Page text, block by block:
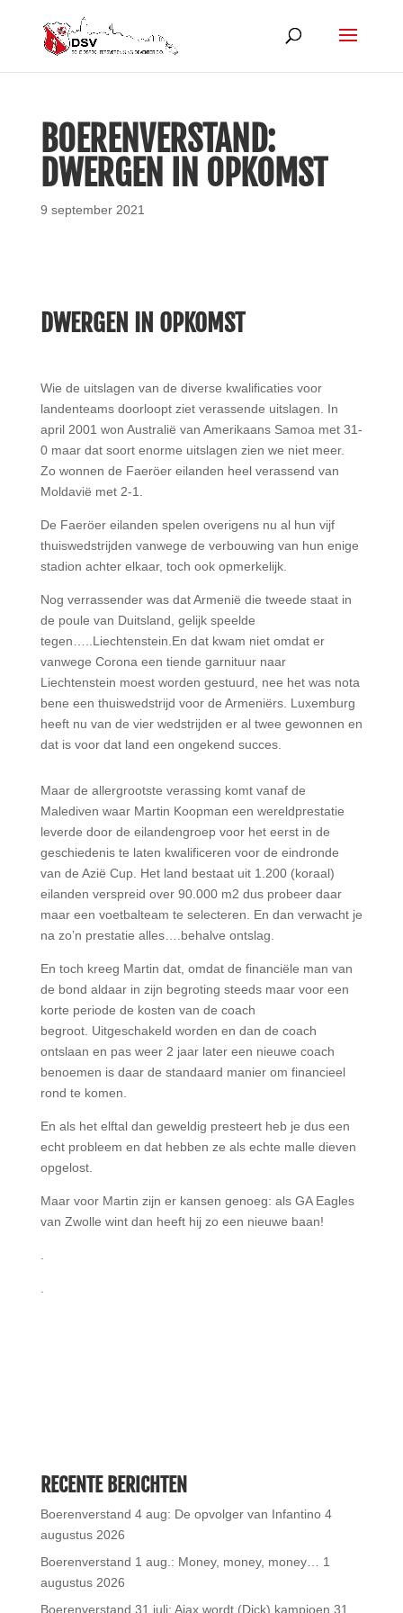
BOERENVERSTAND:
DWERGEN IN OPKOMST
9 september 2021
DWERGEN IN OPKOMST
Wie de uitslagen van de diverse kwalificaties voor
landenteams doorloopt ziet verassende uitslagen. In
april 2001 won Australië van Amerikaans Samoa met 31-
0 maar dat soort enorme uitslagen zien we niet meer.
Zo wonnen de Faeröer eilanden heel verassend van
Moldavië met 2-1.
De Faeröer eilanden spelen overigens nu al hun vijf
thuiswedstrijden vanwege de verbouwing van hun enige
stadion achter elkaar, toch ook opmerkelijk.
Nog verrassender was dat Armenië die tweede staat in
de poule van Duitsland, gelijk speelde
tegen…..Liechtenstein. En dat kwam niet omdat er
vanwege Corona een tiende garnituur naar
Liechtenstein moest worden gestuurd, nee het was nota
bene een thuiswedstrijd voor de Armeniërs. Luxemburg
heeft nu van de vier wedstrijden er al twee gewonnen en
dat is voor dat land een ongekend succes.
Maar de allergrootste verassing komt vanaf de
Malediven waar Martin Koopman een wereldprestatie
leverde door de eilandengroep voor het eerst in de
geschiedenis te laten kwalificeren voor de eindronde
van de Azië Cup. Het land bestaat uit 1.200 (koraal)
eilanden verspreid over 90.000 m2 dus probeer daar
maar een voetbalteam te selecteren. En dan verwacht je
na zo’n prestatie alles….behalve ontslag.
En toch kreeg Martin dat, omdat de financiële man van
de bond aldaar in zijn begroting steeds maar voor een
korte periode de kosten van de coach
begroot. Uitgeschakeld worden en dan de coach
ontslaan en pas weer 2 jaar later een nieuwe coach
benoemen is daar de standaard manier om financieel
rond te komen.
En als het elftal dan geweldig presteert heb je dus een
echt probleem en dat hebben ze als echte malle dieven
opgelost.
Maar voor Martin zijn er kansen genoeg: als GA Eagles
van Zwolle wint dan heeft hij zo een nieuwe baan!
RECENTE BERICHTEN
Boerenverstand 4 aug: De opvolger van Infantino 4
augustus 2026
Boerenverstand 1 aug.: Money, money, money…
1
augustus 2026
Boerenverstand 31 juli: Ajax wordt (Dick) kampioen 31